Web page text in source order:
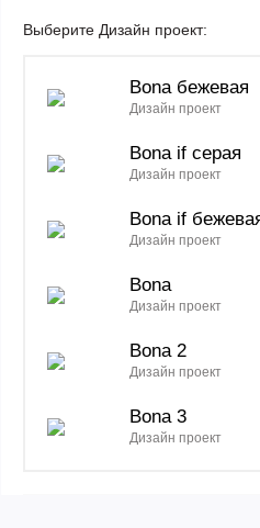
Выберите Дизайн проект:
Bona бежевая
Дизайн проект
Bona if серая
Дизайн проект
Bona if
Дизайн проект
Bona
Дизайн проект
Bona 2
Дизайн проект
Bona 3
Дизайн проект